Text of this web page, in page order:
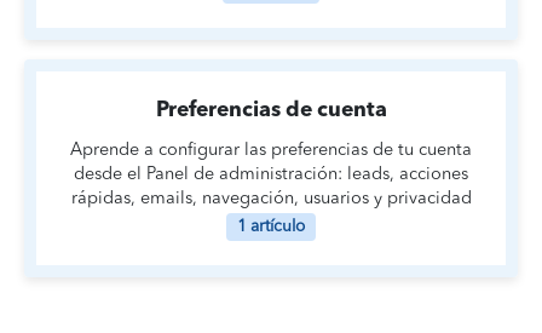
Preferencias de cuenta
Aprende a configurar las preferencias de tu cuenta
desde el Panel de administración: leads, acciones
rápidas, emails, navegación, usuarios y privacidad
1 artículo